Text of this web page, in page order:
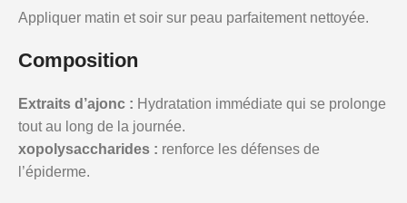
Appliquer matin et soir sur peau parfaitement nettoyée.
Composition
Extraits d’ajonc : Hydratation immédiate qui se prolonge
tout au long de la journée.
xopolysaccharides : renforce les défenses de
l’épiderme.